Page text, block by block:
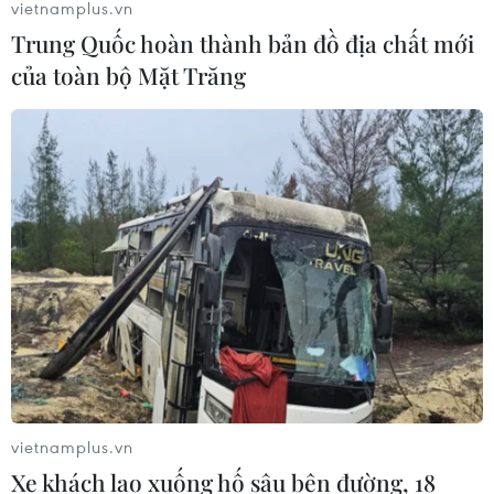
07/08/2026 04:28
Mở ra giai đoạn triển khai thực chất
quan hệ giữa Việt Nam và Australia
07/08/2026 01:27
Ấn Độ thử thành công tên lửa đạn
đạo Agni-4, tầm bắn 4.000 km
06/08/2026 23:17
Hàn Quốc tái khẳng định mục tiêu
06/08/2026 15:33
vietnamplus.vn
Trung Quốc hoàn thành bản đồ địa chất mới
của toàn bộ Mặt Trăng
vietnamplus.vn
Xe khách lao xuống hố sâu bên đường, 18